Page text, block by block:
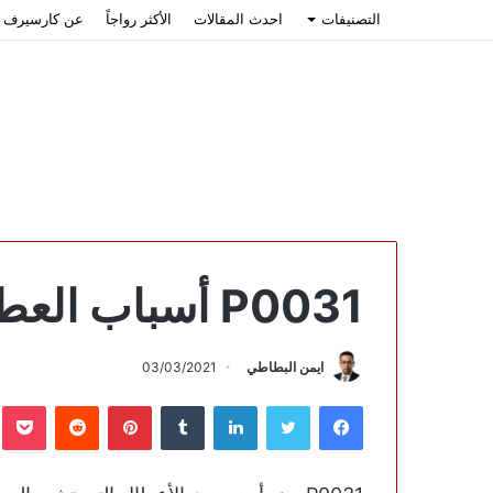
التصنيفات احدث المقالات الأكثر رواجاً عن كارسيرف
P0031 أسباب العطل وكيفية الإصلاح
ايمن البطاطي 03/03/2021
فيسبوك تويتر لينكدإن بينتيريست